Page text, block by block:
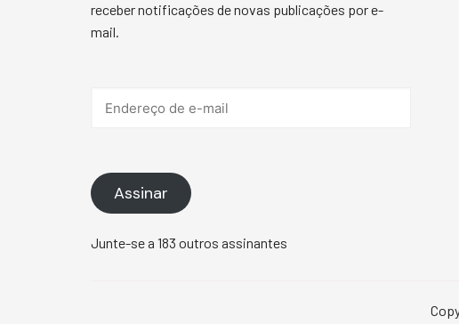
receber notificações de novas publicações por e-
mail.
Assinar
Junte-se a 183 outros assinantes